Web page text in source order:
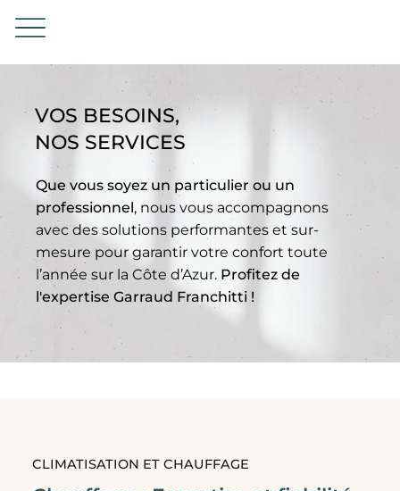
VOS BESOINS,
NOS SERVICES
Que vous soyez un particulier ou un
professionnel, nous vous accompagnons
avec des solutions performantes et sur-
mesure pour garantir votre confort toute
l’année sur la Côte d’Azur. Profitez de
l'expertise Garraud Franchitti !
CLIMATISATION ET CHAUFFAGE